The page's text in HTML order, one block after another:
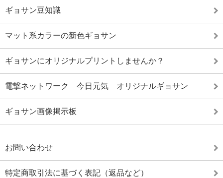
ギョサン豆知識
マット系カラーの新色ギョサン
ギョサンにオリジナルプリントしませんか？
電撃ネットワーク 今日元気 オリジナルギョサン
ギョサン画像掲示板
お問い合わせ
特定商取引法に基づく表記（返品など）